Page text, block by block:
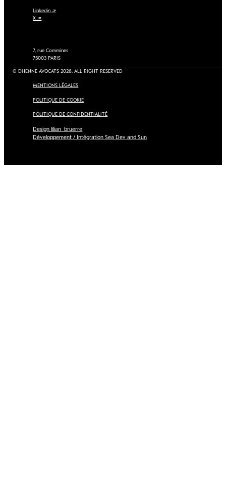
Linkedin ↗
X ↗
7, rue Commines
75003 PARIS
© DHENNE AVOCATS 2026. ALL RIGHT RESERVED
MENTIONS LÉGALES
POLITIQUE DE COOKIE
POLITIQUE DE CONFIDENTIALITÉ
Design lilian_bruerre
Développement / Intégration Sea Dev and Sun